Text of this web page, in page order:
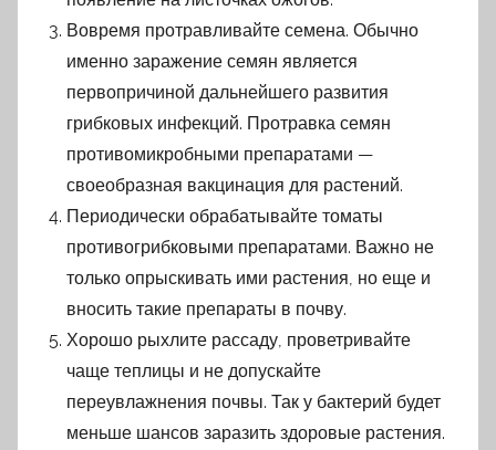
Вовремя протравливайте семена. Обычно
именно заражение семян является
первопричиной дальнейшего развития
грибковых инфекций. Протравка семян
противомикробными препаратами —
своеобразная вакцинация для растений.
Периодически обрабатывайте томаты
противогрибковыми препаратами. Важно не
только опрыскивать ими растения, но еще и
вносить такие препараты в почву.
Хорошо рыхлите рассаду, проветривайте
чаще теплицы и не допускайте
переувлажнения почвы. Так у бактерий будет
меньше шансов заразить здоровые растения.